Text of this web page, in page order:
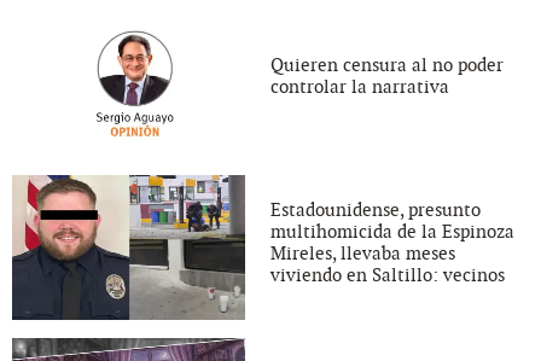
Quieren censura al no poder
controlar la narrativa
Estadounidense, presunto
multihomicida de la Espinoza
Mireles, llevaba meses
viviendo en Saltillo: vecinos